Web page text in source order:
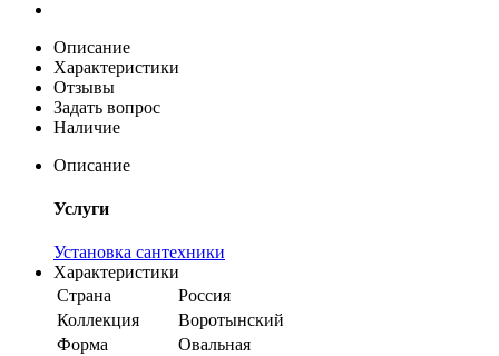
Описание
Характеристики
Отзывы
Задать вопрос
Наличие
Описание
Услуги
Установка сантехники
Характеристики
Страна
Россия
Коллекция
Воротынский
Форма
Овальная